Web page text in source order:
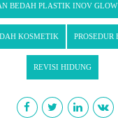
BEDAH PLASTIK INOV GLOW
KOSMETIK PROSEDUR
REVISI HIDUNG